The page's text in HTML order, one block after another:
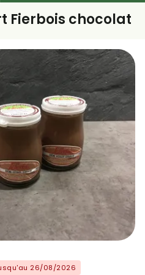
Fierbois chocolat
26/08/2026